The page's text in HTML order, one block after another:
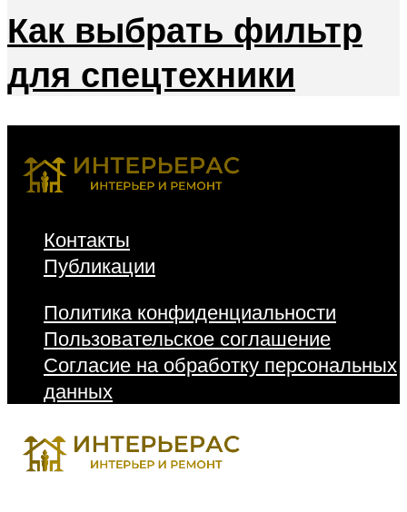
Как выбрать фильтр
для спецтехники
Контакты
Публикации
Политика конфиденциальности
Пользовательское соглашение
Согласие на обработку персональных
данных